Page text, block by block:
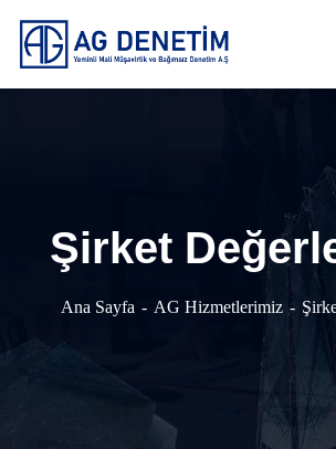
Şirket
Ana Sayfa AG Hizmetlerimiz